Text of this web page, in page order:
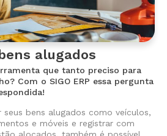
alugados
que tanto preciso para
Com o SIGO ERP essa pergunta
bens alugados como veículos,
e móveis e registrar com